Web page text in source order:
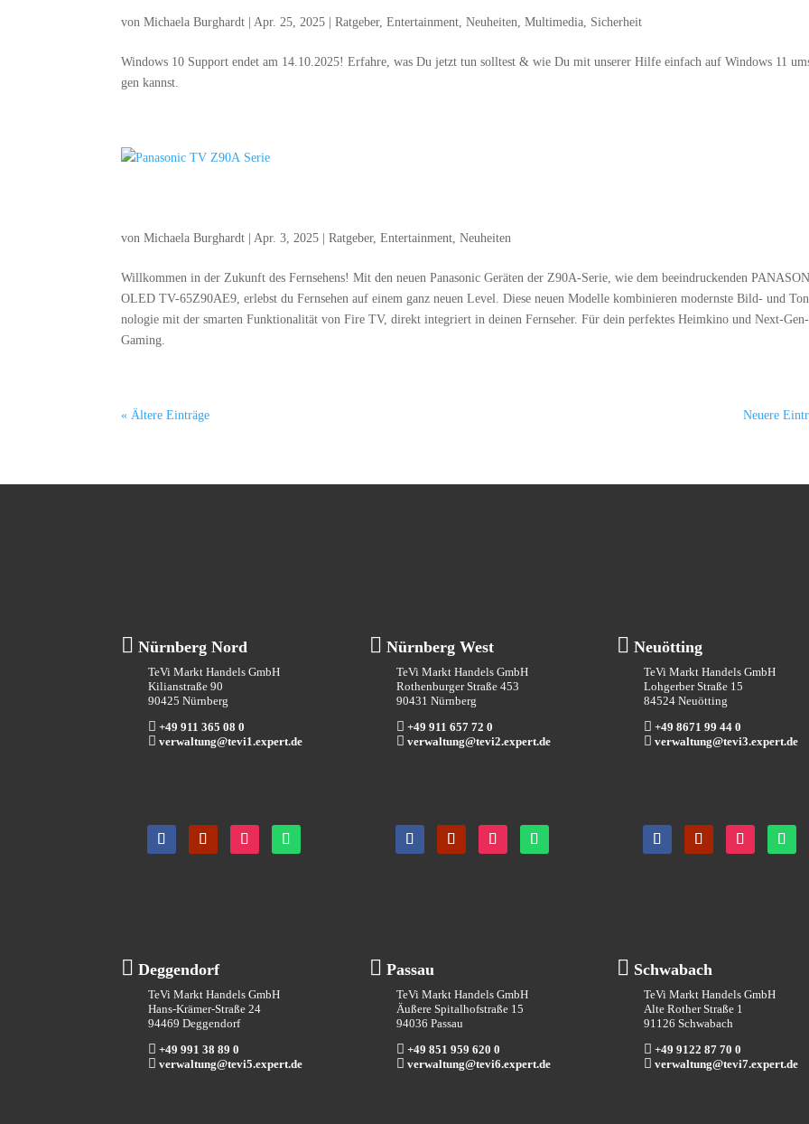
vonMichaela Burghardt |Apr. 25, 2025 |Ratgeber,Entertainment,Neuheiten,Multimedia, Sicherheit
Win­dows 10 Sup­port endet am 14.10.2025! Erfah­re, was Du jetzt tun soll­test & wie Du mit unse­rer Hil­fe ein­fach auf Win­dows 11
gen kannst.
vonMichaela Burghardt |Apr. 3, 2025 |Ratgeber,Entertainment,Neuheiten
Will­kom­men in der Zukunft des Fern­se­hens! Mit den neu­en Pana­so­nic Gerä­ten der Z90A-Serie, wie dem beein­dru­cken­den
OLED TV-65Z90AE9, erlebst du Fern­se­hen auf einem ganz neu­en Level. Die­se neu­en Model­le kom­bi­nie­ren moderns­te Bild- und
no­lo­gie mit der smar­ten Funk­tio­na­li­tät von Fire TV, direkt inte­griert in dei­nen Fern­se­her. Für dein per­fek­tes Heim­ki­no und Next-Gen-
Gaming.
« Ältere Einträge Neuere
 Nürnberg Nord
TeVi Markt Handels GmbH
Kilianstraße 90
90425 Nürnberg
 +49 911 365 08 0
 verwaltung@tevi1.expert.de
 Nürnberg West
TeVi Markt Handels GmbH
Rothenburger Straße 453
90431 Nürnberg
 +49 911 657 72 0
 verwaltung@tevi2.expert.de
 Neuötting
TeVi Markt Handels GmbH
Lohgerber Straße 15
84524 Neuötting
 +49 8671 99 44 0
 verwaltung@tevi3.expert.de
 Deggendorf
TeVi Markt Handels GmbH
Hans-Krämer-Straße 24
94469 Deggendorf
 +49 991 38 89 0
 verwaltung@tevi5.expert.de
 Passau
TeVi Markt Handels GmbH
Äußere Spitalhofstraße 15
94036 Passau
 +49 851 959 620 0
 verwaltung@tevi6.expert.de
 Schwabach
TeVi Markt Handels GmbH
Alte Rother Straße 1
91126 Schwabach
 +49 9122 87 70 0
 verwaltung@tevi7.expert.de